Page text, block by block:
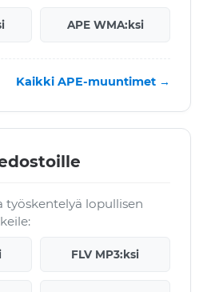
APE WMA:ksi
Kaikki APE-muuntimet →
työskentelyä lopullisen
FLV MP3:ksi